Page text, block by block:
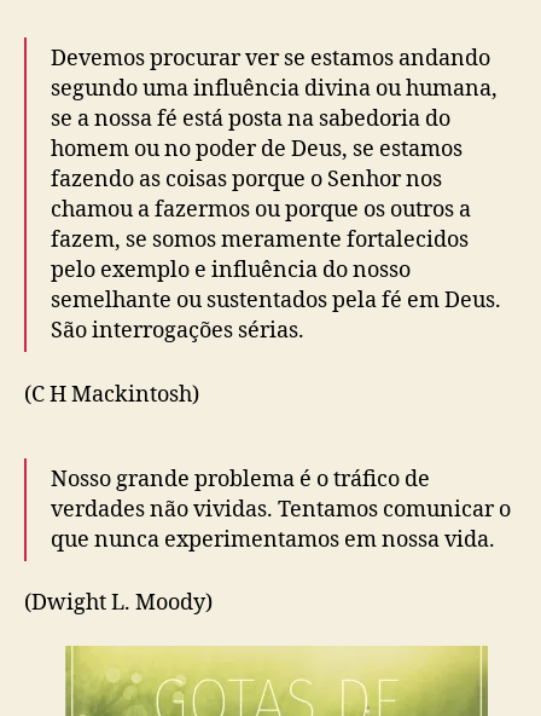
Devemos procurar ver se estamos andando
segundo uma influência divina ou humana,
se a nossa fé está posta na sabedoria do
homem ou no poder de Deus, se estamos
fazendo as coisas porque o Senhor nos
chamou a fazermos ou porque os outros a
fazem, se somos meramente fortalecidos
pelo exemplo e influência do nosso
semelhante ou sustentados pela fé em Deus.
São interrogações sérias.
(C H Mackintosh)
Nosso grande problema é o tráfico de
verdades não vividas. Tentamos comunicar o
que nunca experimentamos em nossa vida.
(Dwight L. Moody)